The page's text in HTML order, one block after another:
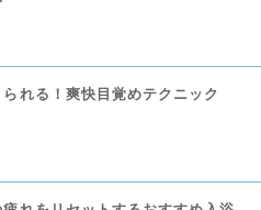
れる！爽快目覚めテクニック